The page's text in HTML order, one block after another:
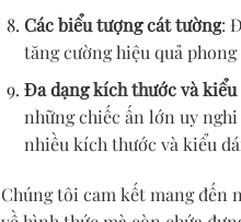
Các biểu tượng cát tường:
tăng cường hiệu quả phong
Đa dạng kích thước và kiểu
những chiếc ấn lớn uy
nhiều kích thước và kiểu
Chúng tôi cam kết mang đến